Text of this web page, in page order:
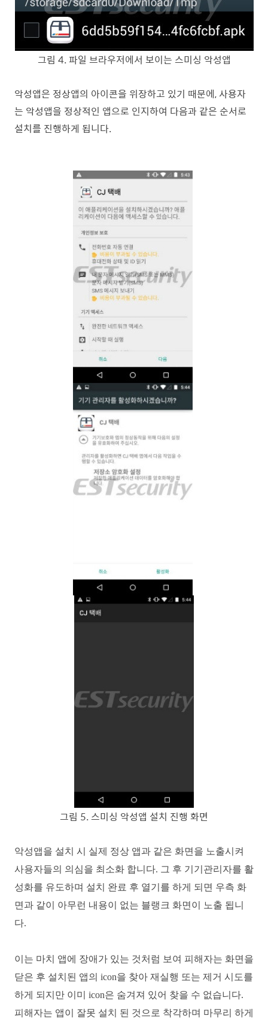
그림 4.파일 브라우저에서 보이는 스미싱 악성앱
악성앱은 정상앱의 아이콘을 위장하고 있기 때문에, 사용자
는 악성앱을 정상적인 앱으로 인지하여 다음과 같은 순서로
설치를 진행하게 됩니다.
그림 5.스미싱 악성앱 설치 진행 화면
악성앱을 설치 시 실제 정상 앱과 같은 화면을 노출시켜
사용자들의 의심을 최소화 합니다. 그 후 기기관리자를 활
성화를 유도하며 설치 완료 후 열기를 하게 되면 우측 화
면과 같이 아무런 내용이 없는 블랭크 화면이 노출 됩니
다.
이는 마치 앱에 장애가 있는 것처럼 보여 피해자는 화면을
닫은 후 설치된 앱의 icon을 찾아 재실행 또는 제거 시도를
하게 되지만 이미 icon은 숨겨져 있어 찾을 수 없습니다.
피해자는 앱이 잘못 설치 된 것으로 착각하며 마무리 하게